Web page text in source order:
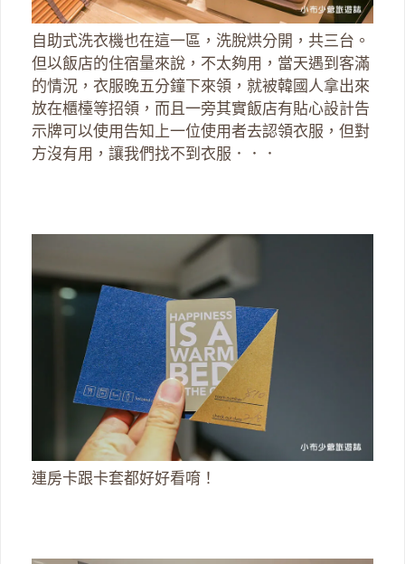
自助式洗衣機也在這一區，洗脫烘分開，共三台。
但以飯店的住宿量來說，不太夠用，當天遇到客滿
的情況，衣服晚五分鐘下來領，就被韓國人拿出來
放在櫃檯等招領，而且一旁其實飯店有貼心設計告
示牌可以使用告知上一位使用者去認領衣服，但對
方沒有用，讓我們找不到衣服．．．
連房卡跟卡套都好好看唷！